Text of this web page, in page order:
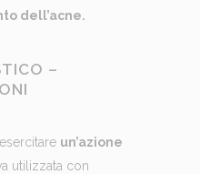
dell’acne.
–
un’azione
utilizzata con